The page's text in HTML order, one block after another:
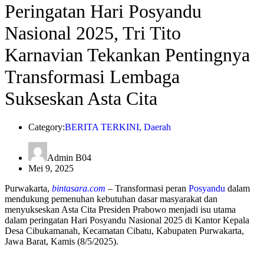
Peringatan Hari Posyandu
Nasional 2025, Tri Tito
Karnavian Tekankan Pentingnya
Transformasi Lembaga
Sukseskan Asta Cita
Category:BERITA TERKINI, Daerah
Admin B04
Mei 9, 2025
Purwakarta, bintasara.com – Transformasi peran Posyandu dalam
mendukung pemenuhan kebutuhan dasar masyarakat dan
menyukseskan Asta Cita Presiden Prabowo menjadi isu utama
dalam peringatan Hari Posyandu Nasional 2025 di Kantor Kepala
Desa Cibukamanah, Kecamatan Cibatu, Kabupaten Purwakarta,
Jawa Barat, Kamis (8/5/2025).